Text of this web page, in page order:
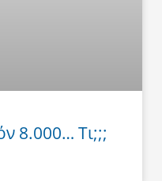
8.000… Τι;;;